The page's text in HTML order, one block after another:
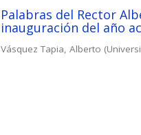
Palabras del Rector
inauguración del año
Vásquez Tapia, Alberto (